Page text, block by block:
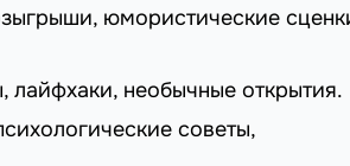
юмористические
лайфхаки, необычные открытия.
советы,